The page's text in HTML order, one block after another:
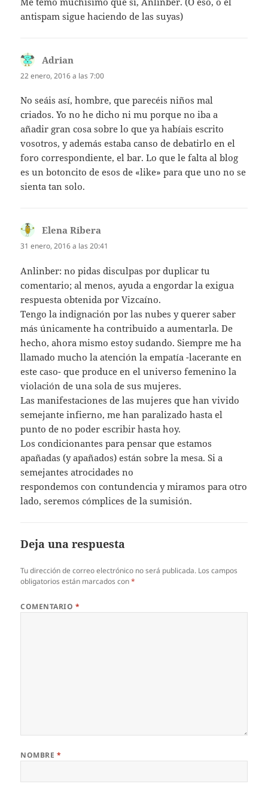
antispam sigue haciendo de las suyas)
Adrian
22 enero, 2016 a las 7:00
No seáis así, hombre, que parecéis niños mal
criados. Yo no he dicho ni mu porque no iba a
añadir gran cosa sobre lo que ya habíais escrito
vosotros, y además estaba canso de debatirlo en el
foro correspondiente, el bar. Lo que le falta al blog
es un botoncito de esos de «like» para que uno no se
sienta tan solo.
Elena Ribera
31 enero, 2016 a las 20:41
Anlinber: no pidas disculpas por duplicar tu
comentario; al menos, ayuda a engordar la exigua
respuesta obtenida por Vizcaíno.
Tengo la indignación por las nubes y querer saber
más únicamente ha contribuido a aumentarla. De
hecho, ahora mismo estoy sudando. Siempre me ha
llamado mucho la atención la empatía -lacerante en
este caso- que produce en el universo femenino la
violación de una sola de sus mujeres.
Las manifestaciones de las mujeres que han vivido
semejante infierno, me han paralizado hasta el
punto de no poder escribir hasta hoy.
Los condicionantes para pensar que estamos
apañadas (y apañados) están sobre la mesa. Si a
semejantes atrocidades no
respondemos con contundencia y miramos para otro
lado, seremos cómplices de la sumisión.
Deja una respuesta
Tu dirección de correo electrónico no será publicada. Los campos
obligatorios están marcados con*
COMENTARIO *
NOMBRE *